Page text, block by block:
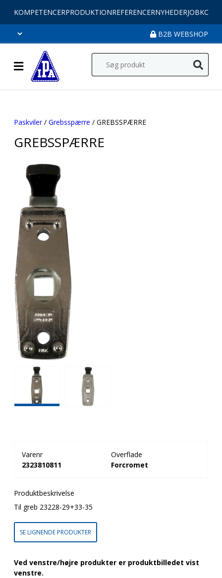
KOMPETENCERPRODUKTIONREFERENCERNYHEDERJOB
B2B WEBSHOP
Paskviler/ Grebsspærre / GREBSSPÆRRE
GREBSSPÆRRE
Varenr
2323810811
Overflade
Forcromet
Produktbeskrivelse
Til greb 23228-29+33-35
SE LIGNENDE PRODUKTER
Ved venstre/højre produkter er produktbilledet vist
venstre.